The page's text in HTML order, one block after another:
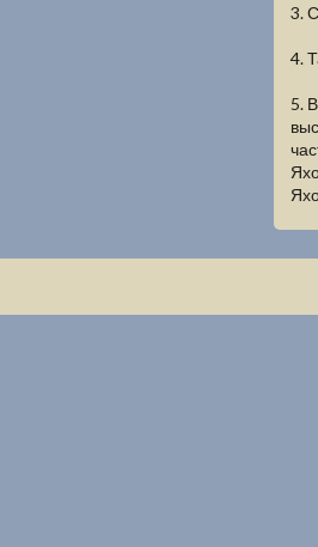
3.
4.
5.